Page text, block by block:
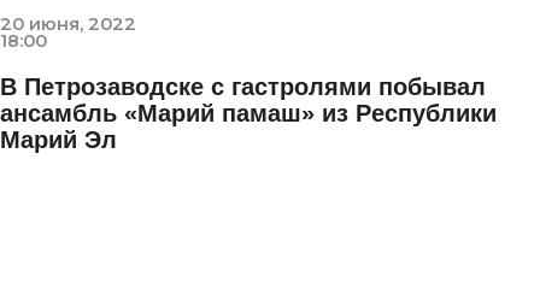
20 июня, 2022
18:00
В Петрозаводске с гастролями побывал
ансамбль «Марий памаш» из Республики
Марий Эл